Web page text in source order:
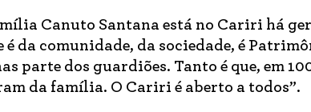
Canuto Santana está no Cariri há
é da comunidade, da sociedade, é
parte dos guardiões. Tanto é que, em
da família. O Cariri é aberto a todos”.